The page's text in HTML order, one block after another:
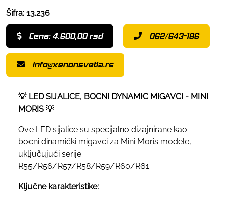
Šifra: 13.236
Cena: 4.600,00 rsd 062/643-186
info@xenonsvetla.rs
💡 LED SIJALICE, BOCNI DYNAMIC MIGAVCI - MINI
MORIS 💡
Ove LED sijalice su specijalno dizajnirane kao
bocni dinamički migavci za Mini Moris modele,
uključujući serije
R55/R56/R57/R58/R59/R60/R61.
Ključne karakteristike: